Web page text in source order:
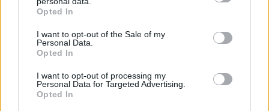
grant or deny consent to Google and its third-party tags to
use your data for below specified purposes in below Google
consent section.
Opted In
I want to opt-out of the Sale of my
Personal Data.
Opted In
I want to opt-out of processing my
Personal Data for Targeted Advertising.
Opted In
Χαμενεϊ στην Τεχεράνη: Βρέθηκαν σε
ένα σκοτεινό αυτοκίνητο, άκουγαν,
06.08.2026, 13:37
Καρχαρίες τίγρεις, οι «σκουπιδοφάγοι»